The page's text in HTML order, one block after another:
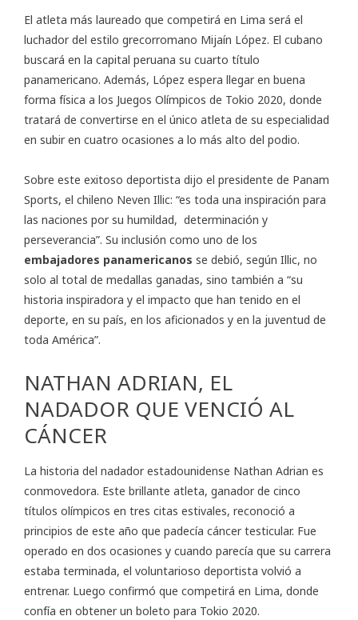
El atleta más laureado que competirá en Lima será el
luchador del estilo grecorromano Mijaín López. El cubano
buscará en la capital peruana su cuarto título
panamericano. Además, López espera llegar en buena
forma física a los Juegos Olímpicos de Tokio 2020, donde
tratará de convertirse en el único atleta de su especialidad
en subir en cuatro ocasiones a lo más alto del podio.
Sobre este exitoso deportista dijo el presidente de Panam
Sports, el chileno Neven Illic: “es toda una inspiración para
las naciones por su humildad, determinación y
perseverancia”. Su inclusión como uno de los
embajadores panamericanos se debió, según Illic, no
solo al total de medallas ganadas, sino también a “su
historia inspiradora y el impacto que han tenido en el
deporte, en su país, en los aficionados y en la juventud de
toda América”.
NATHAN ADRIAN, EL
NADADOR QUE VENCIÓ AL
CÁNCER
La historia del nadador estadounidense Nathan Adrian es
conmovedora. Este brillante atleta, ganador de cinco
títulos olímpicos en tres citas estivales, reconoció a
principios de este año que padecía cáncer testicular. Fue
operado en dos ocasiones y cuando parecía que su carrera
estaba terminada, el voluntarioso deportista volvió a
entrenar. Luego confirmó que competirá en Lima, donde
confía en obtener un boleto para Tokio 2020.